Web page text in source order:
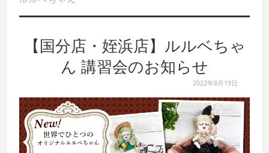
商品紹介
イベント
ワークショップ
【国分店・姪浜店】ルルベちゃ
ん 講習会のお知らせ
2022年8月19日